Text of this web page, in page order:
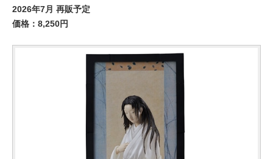
2026年7月 再販予定
価格：8,250円